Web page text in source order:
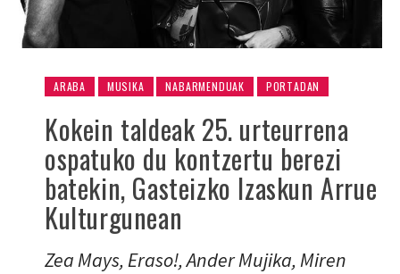
ARABA MUSIKA NABARMENDUAK PORTADAN
Kokein taldeak 25. urteurrena
ospatuko du kontzertu berezi
batekin, Gasteizko Izaskun Arrue
Kulturgunean
Zea Mays, Eraso!, Ander Mujika, Miren